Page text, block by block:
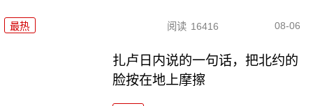
最热 阅读 16416 08-06
扎卢日内说的一句话，把北约的
脸按在地上摩擦